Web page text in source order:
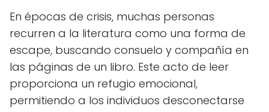
En épocas de crisis, muchas personas
recurren a la literatura como una forma de
escape, buscando consuelo y compañía en
las páginas de un libro. Este acto de leer
proporciona un refugio emocional,
permitiendo a los individuos desconectarse